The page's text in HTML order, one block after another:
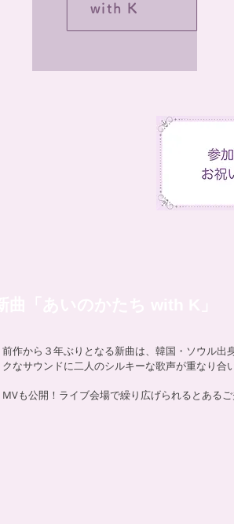
with K
前作から３年ぶりとなる新曲は、韓国・ソウル出
クなサウンドに二人のシルキーな歌声が重なり合
MVも公開！ライブ会場で繰り広げられるとある